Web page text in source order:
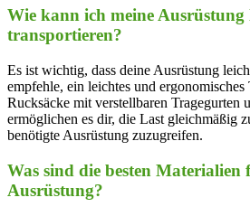
Wie kann ich meine Ausrüstung
transportieren?
Es ist wichtig, dass deine Ausrüstung
empfehle, ein leichtes und ergonomisches
Rucksäcke mit verstellbaren Tragegurten
ermöglichen es dir, die Last gleichmäßig
benötigte Ausrüstung zuzugreifen.
Was sind die besten Materialien
Ausrüstung?